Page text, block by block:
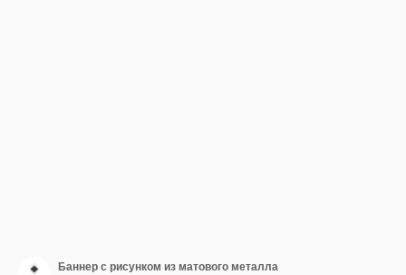
Баннер с рисунком из матового металла